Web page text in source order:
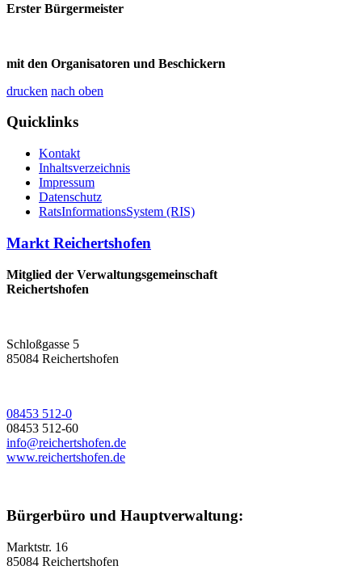
Erster Bürgermeister
mit den Organisatoren und Beschickern
drucken nach oben
Quicklinks
Kontakt
Inhaltsverzeichnis
Impressum
Datenschutz
RatsInformationsSystem (RIS)
Markt Reichertshofen
Mitglied der Verwaltungsgemeinschaft
Reichertshofen
Schloßgasse 5
85084 Reichertshofen
08453 512-0
08453 512-60
info@reichertshofen.de
www.reichertshofen.de
Bürgerbüro und Hauptverwaltung:
Marktstr. 16
85084 Reichertshofen